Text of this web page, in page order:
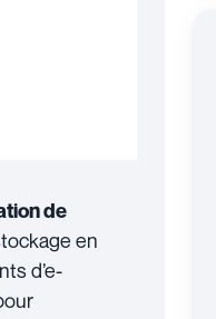
de
en
d’e-